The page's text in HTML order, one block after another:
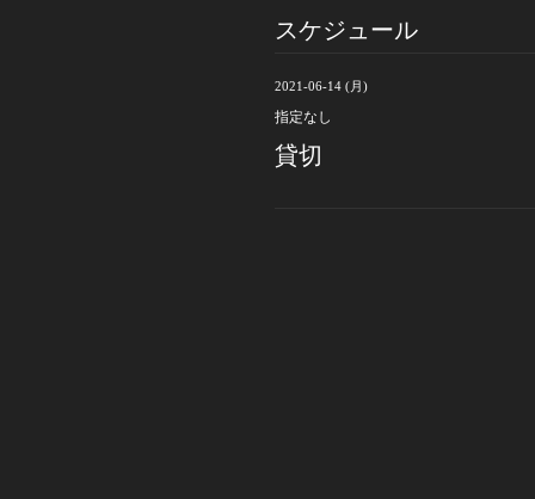
スケジュール
2021-06-14 (月)
指定なし
貸切